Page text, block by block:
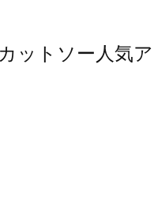
ットソー人気